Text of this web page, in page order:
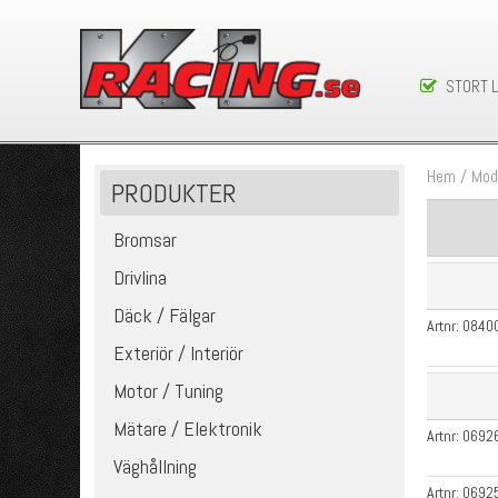
STORT
PRODUKTER
Bromsar
Drivlina
Däck / Fälgar
Exteriör / Interiör
Motor / Tuning
Mätare / Elektronik
Väghållning
Hem /
Artnr:
Artnr:
Artnr: